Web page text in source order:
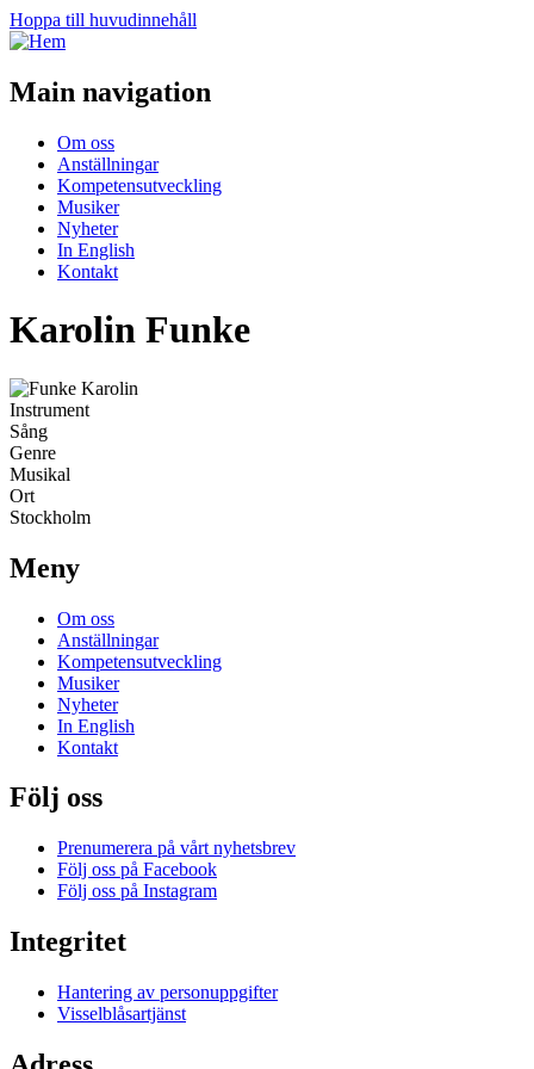
Hoppa till huvudinnehåll
Main navigation
Om oss
Anställningar
Kompetensutveckling
Musiker
Nyheter
In English
Kontakt
Karolin Funke
Instrument
Sång
Genre
Musikal
Ort
Stockholm
Meny
Om oss
Anställningar
Kompetensutveckling
Musiker
Nyheter
In English
Kontakt
Följ oss
Prenumerera på vårt nyhetsbrev
Följ oss på Facebook
Följ oss på Instagram
Integritet
Hantering av personuppgifter
Visselblåsartjänst